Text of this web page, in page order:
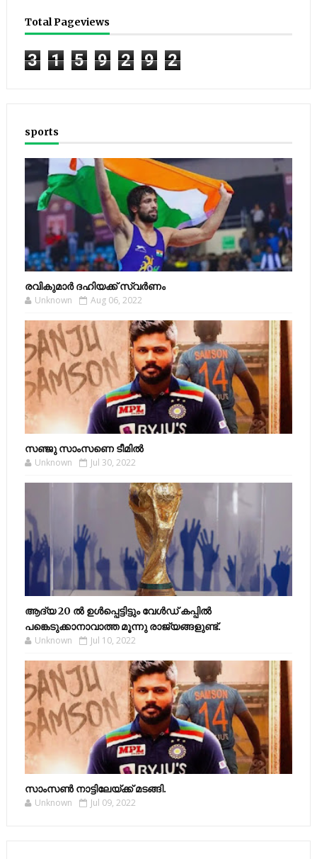
Total Pageviews
3 1 5 9 2 9 2
sports
രവികുമാര്‍ ദഹിയക്ക് സ്വര്‍ണം
Unknown Aug 06, 2022
സഞ്ജു സാംസണെ ടീമില്‍
Unknown Jul 30, 2022
ആദ്യ 20 ല്‍ ഉള്‍പ്പെട്ടിട്ടും വേള്‍ഡ് കപ്പില്‍
പങ്കെടുക്കാനാവാത്ത മൂന്നു രാജ്യങ്ങളുണ്ട്.
Unknown Jul 10, 2022
സാംസണ്‍ നാട്ടിലേയ്‌ക്ക് മടങ്ങി.
Unknown Jul 09, 2022